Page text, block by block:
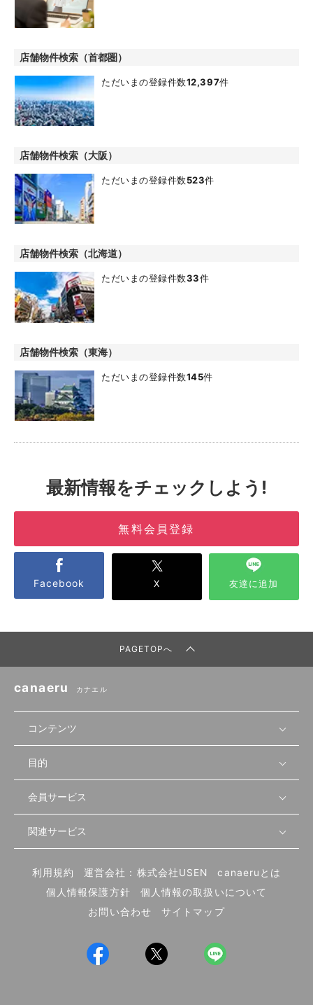
店舗物件検索（首都圏）
ただいまの登録件数12,397件
店舗物件検索（大阪）
ただいまの登録件数523件
店舗物件検索（北海道）
ただいまの登録件数33件
店舗物件検索（東海）
ただいまの登録件数145件
最新情報をチェックしよう!
無料会員登録
Facebook X 友達に追加
PAGETOPへ
canaeru カナエル
コンテンツ
無料開業相談
セミナー情報
セミナー動画
物件を探す
首都圏
北海道
先輩開業者の声
開業・経営に関する記事
編集ポリシー
業態別の開業方法
UIターン開業特集
目的
店舗運営
物件
内装・設備
食材・仕入れ
会員サービス
会員登録
ログイン
関連サービス
飲食店サクセスガイド（外部サイト）
利用規約 運営会社：株式会社USEN
canaeruとは
個人情報保護方針
個人情報の取扱いについて
お問い合わせ
サイトマップ